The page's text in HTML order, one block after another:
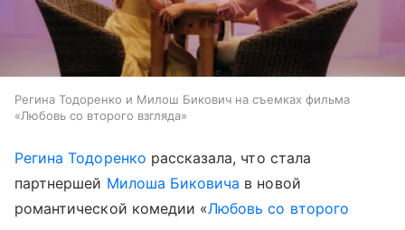
Регина Тодоренко и Милош Бикович на съемках фильма
«Любовь со второго взгляда»
Регина Тодоренко рассказала, что стала
партнершей Милоша Биковича в новой
романтической комедии «Любовь со второго